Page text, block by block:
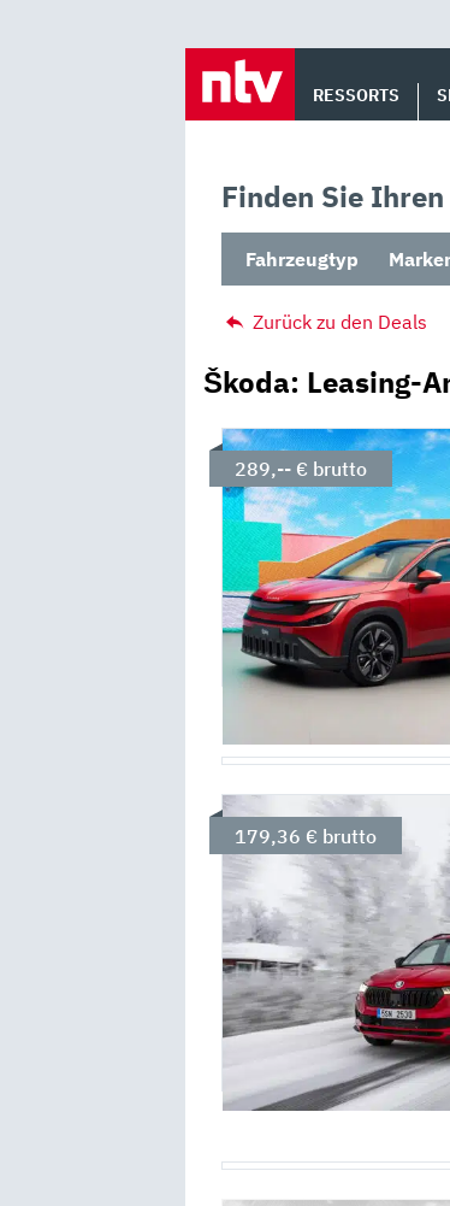
RESSORTS
Finden Sie
Fahrzeugtyp
Zurück zu den Deals
Škoda: Leasing-
289,-- € brutto
179,36 € brutto